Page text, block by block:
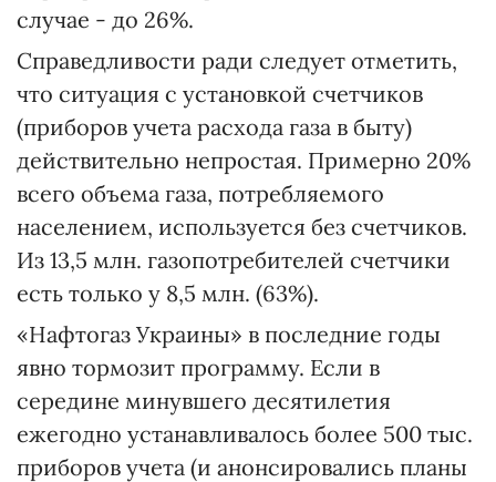
случае - до 26%.
Справедливости ради следует отметить,
что ситуация с установкой счетчиков
(приборов учета расхода газа в быту)
действительно непростая. Примерно 20%
всего объема газа, потребляемого
населением, используется без счетчиков.
Из 13,5 млн. газопотребителей счетчики
есть только у 8,5 млн. (63%).
«Нафтогаз Украины» в последние годы
явно тормозит программу. Если в
середине минувшего десятилетия
ежегодно устанавливалось более 500 тыс.
приборов учета (и анонсировались планы